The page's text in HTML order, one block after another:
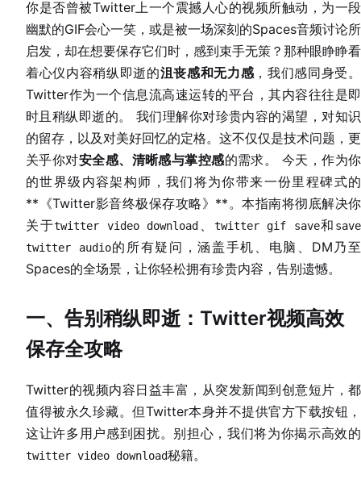
你是否曾被Twitter上一个震撼人心的视频所触动，为一段
幽默的GIF会心一笑，或是被一场深刻的Spaces音频讨论所
启发，却在想要保存它们时，感到束手无策？那种眼睁睁看
着心仪内容稍纵即逝的沮丧感和无力感，我们感同身受。
Twitter作为一个信息流高速运转的平台，其内容往往是即
时且稍纵即逝的。 我们理解你对珍贵内容的渴望，对知识
的留存，以及对美好回忆的定格。这不仅仅是技术问题，更
关乎你对安全感、清晰感与掌控感的需求。 今天，作为你
的世界级内容架构师，我们将为你带来一份里程碑式的
**《Twitter影音终极保存攻略》**。本指南将彻底解决你
关于twitter video download 、 twitter gif save和 save
twitter audio的所有疑问，涵盖手机、电脑、DM乃至
Spaces的全场景，让你轻松拥有珍贵内容，告别遗憾。
一、告别稍纵即逝：Twitter视频高效
保存全攻略
Twitter的视频内容日益丰富，从突发新闻到创意短片，都
值得被永久珍藏。但Twitter本身并不提供官方下载按钮，
这让许多用户感到困扰。别担心，我们将为你揭示高效的
twitter video download秘籍。